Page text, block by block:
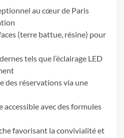
au cœur de Paris
(terre battue, résine) pour
tels que l’éclairage LED
des réservations via une
avec des formules
favorisant la convivialité et